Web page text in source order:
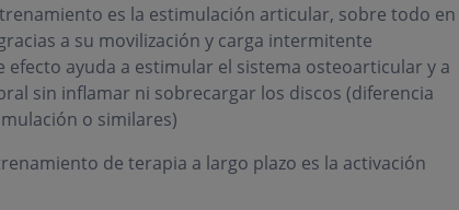
es la estimulación articular, sobre todo en
a su movilización y carga intermitente
ayuda a estimular el sistema osteoarticular y a
sin inflamar ni sobrecargar los discos (diferencia
o similares)
de terapia a largo plazo es la activación